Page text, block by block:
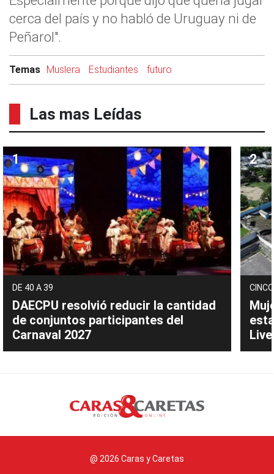
cerca del país y no habló de Uruguay ni de
Peñarol".
Temas Muslera Estudiantes futuro
Las mas Leídas
DE 40 A 39
DAECPU resolvió reducir la cantidad
de conjuntos participantes del
Carnaval 2027
@ 2026 Caras y Caretas